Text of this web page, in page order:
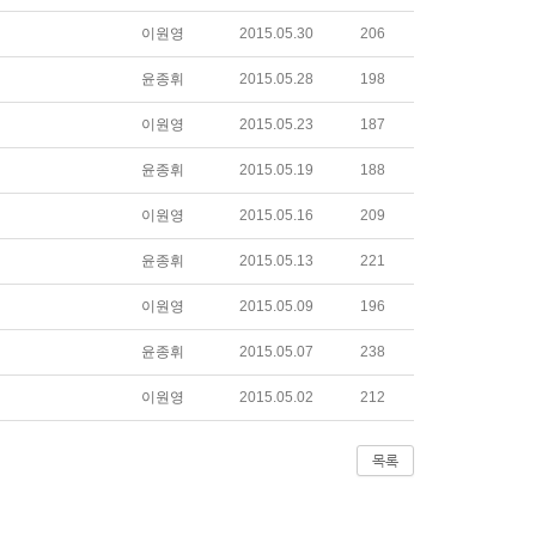
이원영 2015.05.30 206
윤종휘 2015.05.28 198
이원영 2015.05.23 187
윤종휘 2015.05.19 188
이원영 2015.05.16 209
윤종휘 2015.05.13 221
이원영 2015.05.09 196
윤종휘 2015.05.07 238
이원영 2015.05.02 212
목록